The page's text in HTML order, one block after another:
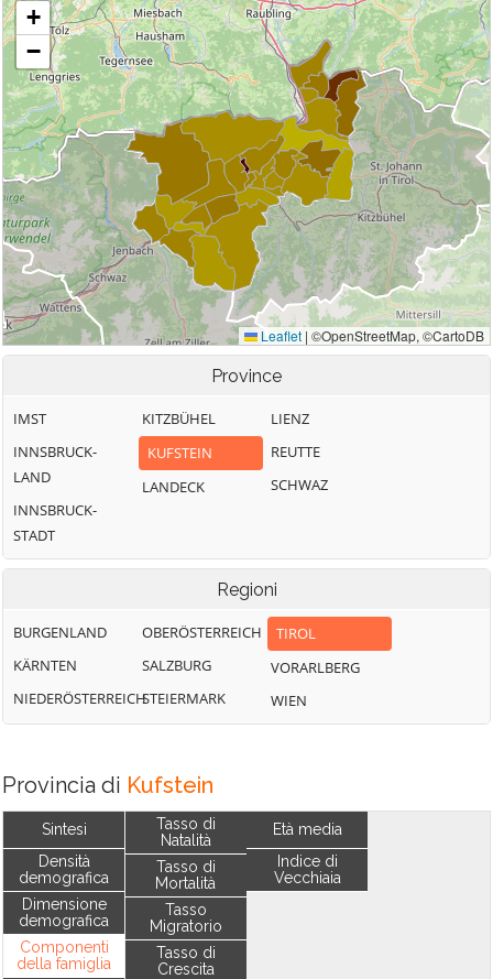
Province
IMST
INNSBRUCK-
LAND
INNSBRUCK-
STADT
KITZBÜHEL
KUFSTEIN
LANDECK
LIENZ
REUTTE
SCHWAZ
Regioni
BURGENLAND
KÄRNTEN
NIEDERÖSTERREICH
OBERÖSTERREICH
SALZBURG
STEIERMARK
TIROL
VORARLBERG
WIEN
Provincia di Kufstein
Sintesi
Densità
demografica
Dimensione
demografica
Componenti
della famiglia
Tasso di
Natalità
Tasso di
Mortalità
Tasso
Migratorio
Tasso di
Crescita
Età media
Indice di
Vecchiaia